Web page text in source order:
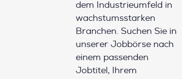
dem Industrieumfeld in
wachstumsstarken
Branchen. Suchen Sie in
unserer Jobbörse nach
einem passenden
Jobtitel, Ihrem